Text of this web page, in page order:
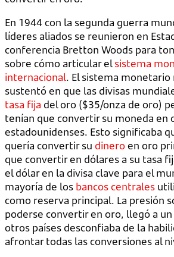
En 1944 con la segunda guerra
líderes aliados se reunieron en
conferencia Bretton Woods para
sobre cómo articular elsistema
internacional. El sistema
sustentó en que las divisas
tasa fija del oro ($35/onza de oro)
tenían que convertir su moneda en
estadounidenses. Esto significaba
quería convertir su dineroen oro
que convertir en dólares a su tasa
el dólar en la divisa clave para el
mayoría de los bancos centrales
como reserva principal. La presión
poderse convertir en oro, llegó a un
otros países desconfiaba de la
afrontar todas las conversiones al